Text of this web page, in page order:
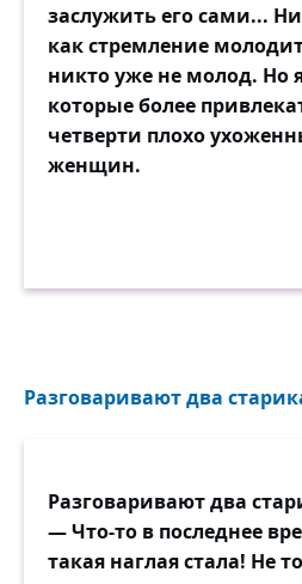
заслужить его сами...
как стремление
никто уже не молод. Но
которые более
четверти плохо
женщин.
Разговаривают два
Разговаривают два
— Что-то в последнее
такая наглая стала! Не